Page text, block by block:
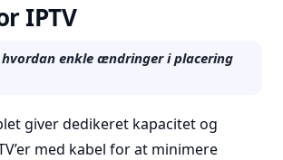
IPTV
enkle ændringer i placering
giver dedikeret kapacitet og
med kabel for at minimere